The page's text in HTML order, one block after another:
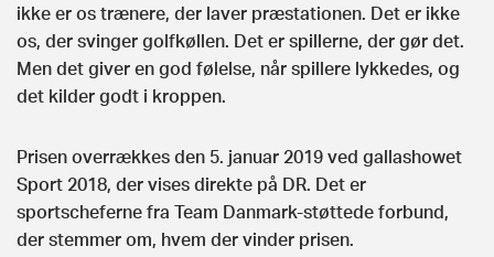
ikke er os trænere, der laver præstationen. Det er ikke
os, der svinger golfkøllen. Det er spillerne, der gør det.
Men det giver en god følelse, når spillere lykkedes, og
det kilder godt i kroppen.
Prisen overrækkes den 5. januar 2019 ved gallashowet
Sport 2018, der vises direkte på DR. Det er
sportscheferne fra Team Danmark-støttede forbund,
der stemmer om, hvem der vinder prisen.